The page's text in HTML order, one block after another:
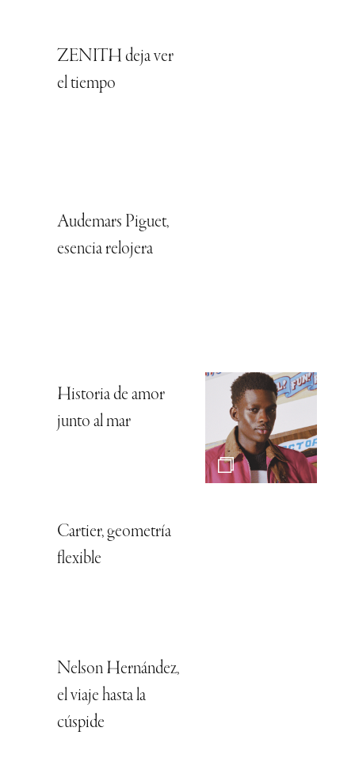
ZENITH deja ver
el tiempo
Audemars Piguet,
esencia relojera
Historia de amor
junto al mar
Cartier, geometría
flexible
Nelson Hernández,
el viaje hasta la
cúspide